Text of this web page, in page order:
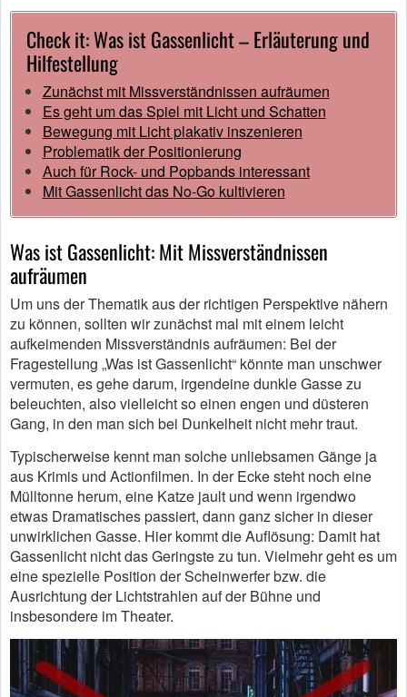
Check it: Was ist Gassenlicht – Erläuterung und
Hilfestellung
Zunächst mit Missverständnissen aufräumen
Es geht um das Spiel mit Licht und Schatten
Bewegung mit Licht plakativ inszenieren
Problematik der Positionierung
Auch für Rock- und Popbands interessant
Mit Gassenlicht das No-Go kultivieren
Was ist Gassenlicht: Mit Missverständnissen
aufräumen
Um uns der Thematik aus der richtigen Perspektive nähern
zu können, sollten wir zunächst mal mit einem leicht
aufkeimenden Missverständnis aufräumen: Bei der
Fragestellung „Was ist Gassenlicht“ könnte man unschwer
vermuten, es gehe darum, irgendeine dunkle Gasse zu
beleuchten, also vielleicht so einen engen und düsteren
Gang, in den man sich bei Dunkelheit nicht mehr traut.
Typischerweise kennt man solche unliebsamen Gänge ja
aus Krimis und Actionfilmen. In der Ecke steht noch eine
Mülltonne herum, eine Katze jault und wenn irgendwo
etwas Dramatisches passiert, dann ganz sicher in dieser
unwirklichen Gasse. Hier kommt die Auflösung: Damit hat
Gassenlicht nicht das Geringste zu tun. Vielmehr geht es um
eine spezielle Position der Scheinwerfer bzw. die
Ausrichtung der Lichtstrahlen auf der Bühne und
insbesondere im Theater.